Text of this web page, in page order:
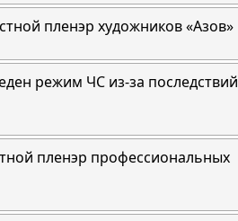
пленэр художников «Азов»
режим ЧС из-за последствий
пленэр профессиональных